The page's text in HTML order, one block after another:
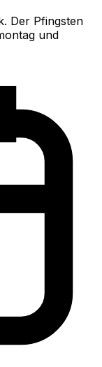
Der Pfingsten
und